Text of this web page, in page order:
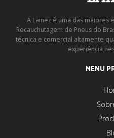
A Lainez é uma das maiores
Recauchutagem de Pneus do
técnica e comercial altamente
experiência
MENU